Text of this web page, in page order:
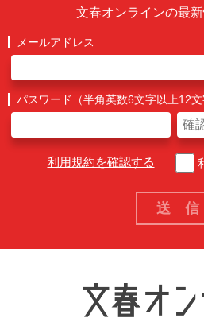
文春オンラインの最
メールアドレス
パスワード（半角英数6文字以上12文
利用規約を確認する